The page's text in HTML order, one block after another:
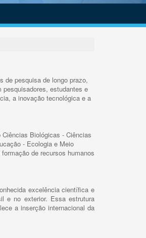
de pesquisa de longo prazo,
estudantes e
a inovação tecnológica e a
Biológicas - Ciências
- Ecologia e Meio
de recursos humanos
excelência científica e
e no exterior. Essa estrutura
a inserção internacional da